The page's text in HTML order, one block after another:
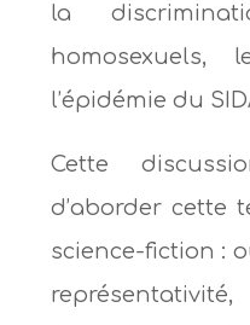
la
homosexuels,
l’épidémie du
Cette
d’aborder cette
science-fiction :